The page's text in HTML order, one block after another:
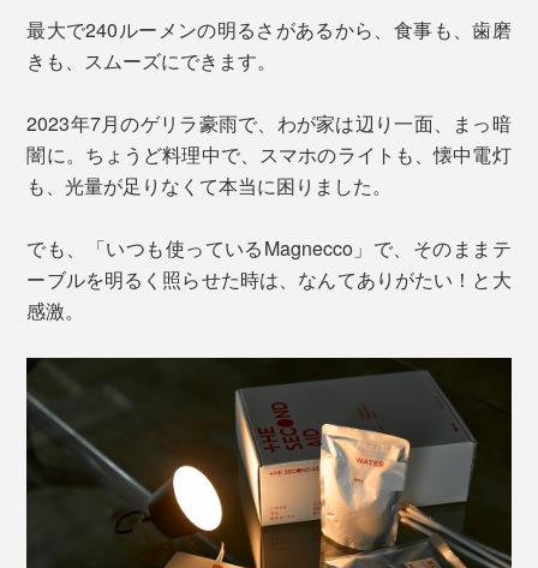
最大で240ルーメンの明るさがあるから、食事も、歯磨
きも、スムーズにできます。
2023年7月のゲリラ豪雨で、わが家は辺り一面、まっ暗
闇に。ちょうど料理中で、スマホのライトも、懐中電灯
も、光量が足りなくて本当に困りました。
でも、「いつも使っているMagnecco」で、そのままテ
ーブルを明るく照らせた時は、なんてありがたい！と大
感激。